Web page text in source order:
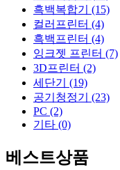
흑백복합기 (15)
컬러프린터 (4)
흑백프린터 (4)
잉크젯 프린터 (7)
3D프린터 (2)
세단기 (19)
공기청정기 (23)
PC (2)
기타 (0)
베스트상품